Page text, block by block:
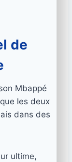
de
Mbappé
les deux
dans des
ultime,